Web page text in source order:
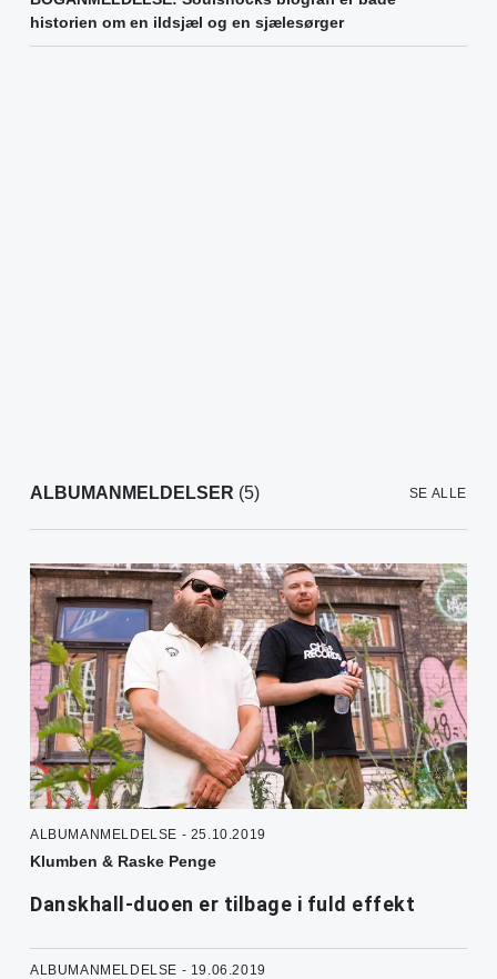
historien om en ildsjæl og en sjælesørger
ALBUMANMELDELSER (5) SE ALLE
ALBUMANMELDELSE - 25.10.2019
Klumben & Raske Penge
Danskhall-duoen er tilbage i fuld effekt
ALBUMANMELDELSE - 19.06.2019